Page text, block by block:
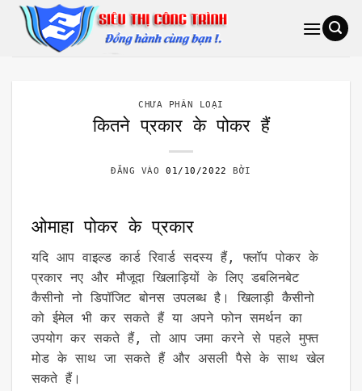
CHƯA PHÂN LOẠI
कितने प्रकार के पोकर हैं
ĐĂNG VÀO01/10/2022 BỞI
ओमाहा पोकर के प्रकार
यदि आप वाइल्ड कार्ड रिवार्ड सदस्य हैं, फ्लॉप पोकर के
प्रकार नए और मौजूदा खिलाड़ियों के लिए डबलिनबेट
कैसीनो नो डिपॉजिट बोनस उपलब्ध है। खिलाड़ी कैसीनो
को ईमेल भी कर सकते हैं या अपने फोन समर्थन का
उपयोग कर सकते हैं, तो आप जमा करने से पहले मुफ्त
मोड के साथ जा सकते हैं और असली पैसे के साथ खेल
सकते हैं।